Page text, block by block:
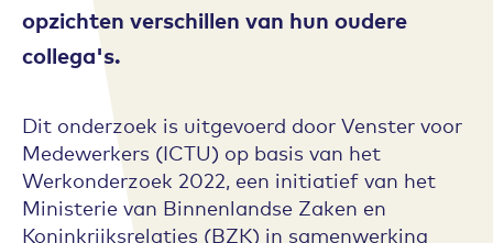
opzichten verschillen van hun oudere
collega's.
Dit onderzoek is uitgevoerd door Venster voor
Medewerkers (ICTU) op basis van het
Werkonderzoek 2022, een initiatief van het
Ministerie van Binnenlandse Zaken en
Koninkrijksrelaties (BZK) in samenwerking